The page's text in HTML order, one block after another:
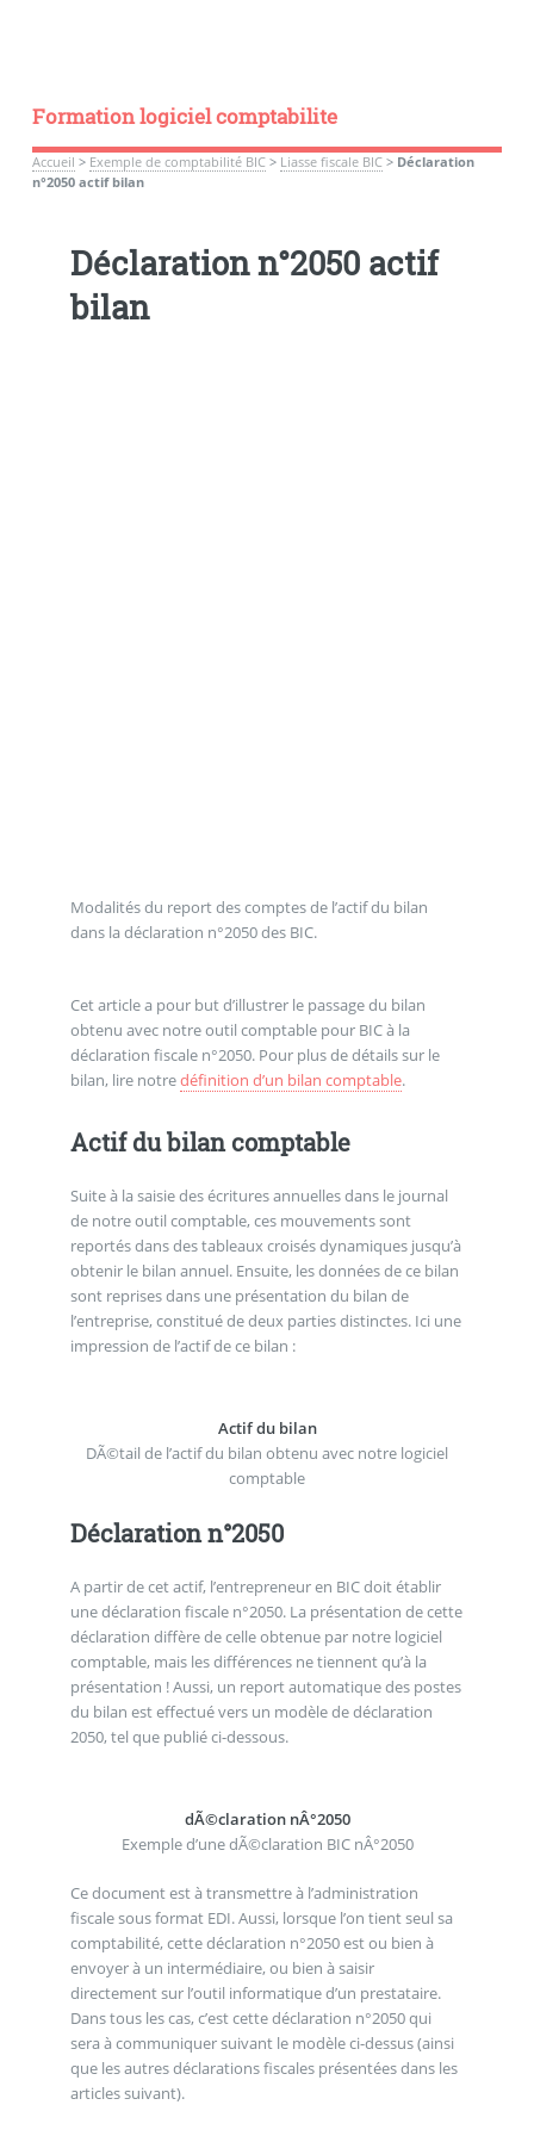
Formation logiciel comptabilite
Accueil > Exemple de comptabilité BIC> Liasse fiscale BIC> Déclaration
n°2050 actif bilan
Déclaration n°2050 actif
bilan
Modalités du report des comptes de l’actif du bilan
dans la déclaration n°2050 des BIC.
Cet article a pour but d’illustrer le passage du bilan
obtenu avec notre outil comptable pour BIC à la
déclaration fiscale n°2050. Pour plus de détails sur le
bilan, lire notredéfinition d’un bilan comptable.
Actif du bilan comptable
Suite à la saisie des écritures annuelles dans le journal
de notre outil comptable, ces mouvements sont
reportés dans des tableaux croisés dynamiques jusqu’à
obtenir le bilan annuel. Ensuite, les données de ce bilan
sont reprises dans une présentation du bilan de
l’entreprise, constitué de deux parties distinctes. Ici une
impression de l’actif de ce bilan :
Actif du bilan
DÃ©tail de l’actif du bilan obtenu avec notre logiciel
comptable
Déclaration n°2050
A partir de cet actif, l’entrepreneur en BIC doit établir
une déclaration fiscale n°2050. La présentation de cette
déclaration diffère de celle obtenue par notre logiciel
comptable, mais les différences ne tiennent qu’à la
présentation ! Aussi, un report automatique des postes
du bilan est effectué vers un modèle de déclaration
2050, tel que publié ci-dessous.
dÃ©claration nÂ°2050
Exemple d’une dÃ©claration BIC nÂ°2050
Ce document est à transmettre à l’administration
fiscale sous format EDI. Aussi, lorsque l’on tient seul sa
comptabilité, cette déclaration n°2050 est ou bien à
envoyer à un intermédiaire, ou bien à saisir
directement sur l’outil informatique d’un prestataire.
Dans tous les cas, c’est cette déclaration n°2050 qui
sera à communiquer suivant le modèle ci-dessus (ainsi
que les autres déclarations fiscales présentées dans les
articles suivant).